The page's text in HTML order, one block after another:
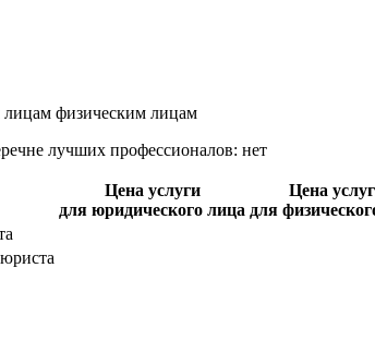
лицам физическим лицам
лучших профессионалов: нет
Цена услуги
для юридического лица
Цена
для